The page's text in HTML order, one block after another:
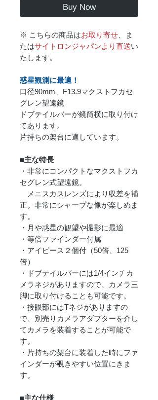
Buy Now
※ こちらの商品はお取り寄せ 、ま
たはサイトロンジャパンより直送い
たします。
惑星観測に最適！
口径90mm、F13.9マクストフカセ
グレン望遠鏡
ドブテイルバーが鏡筒横に取り付け
てあります。
片持ちの架台に適しています。
■主な特長
・非常にコンパクトなマクストフカ
セグレン式望遠鏡。
メニスカスレンズにより収差を補
正。非常にシャープな像が楽しめま
す。
・月や惑星の観望や撮影に最適
・等倍ファインダー付属
・アイピース２個付（50倍、125
倍）
・ドブテイルバーには1/4インチカ
メラネジがありますので、カメラ三
脚に取り付けることも可能です。
・接眼部にはTネジがありますの
で、別売りカメラアダプターを介し
てカメラを装着することが可能で
す。
・片持ちの架台に装着した時にファ
インダーが覗きやすい位置にきま
す。
■主な仕様